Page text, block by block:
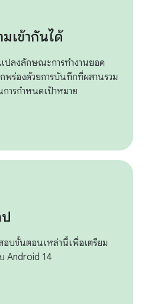
เข้ากันได้
ปลงลักษณะการทำงานยอด
ร่องด้วยการบันทึกที่ผสานรวม
ารกำหนดเป้าหมาย
อบขั้นตอนเหล่านี้เพื่อเตรียม
Android 14